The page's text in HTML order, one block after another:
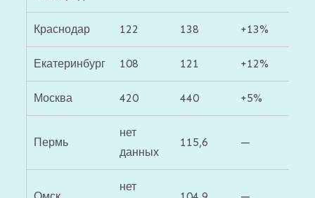
Краснодар 122 138 +13%
Екатеринбург 108 121 +12%
Москва 420 440 +5%
Пермь
нет
данных
115,6 —
нет